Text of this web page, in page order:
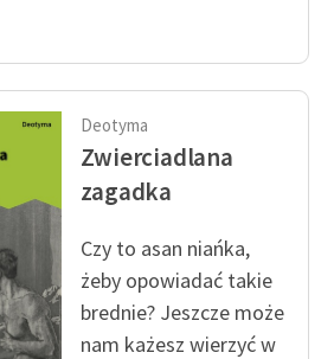
Deotyma
Zwierciadlana
zagadka
Czy to asan niańka,
żeby opowiadać takie
brednie? Jeszcze może
nam każesz wierzyć w